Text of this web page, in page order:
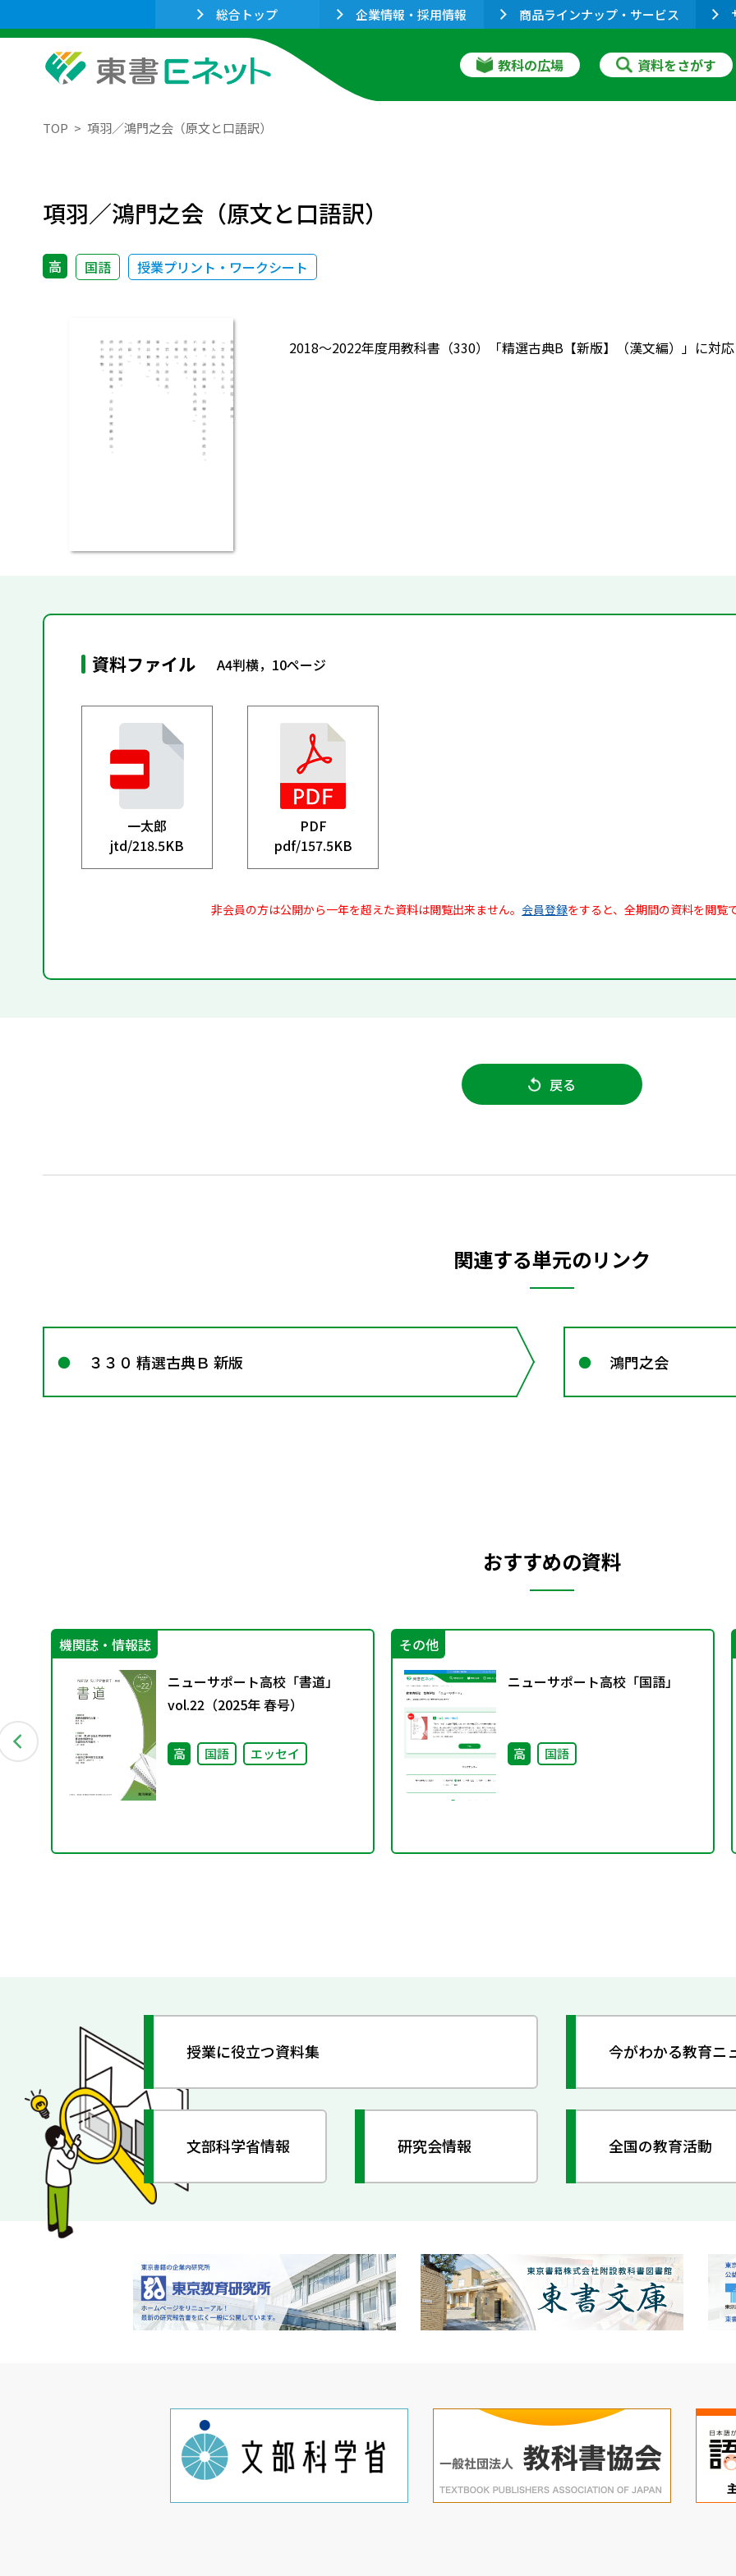
総合トップ 企業情報・採用情報 商品ラインナップ・サービス
教科の広場 資料をさがす
TOP 項羽／鴻門之会（原文と口語訳）
項羽／鴻門之会（原文と口語訳）
高 国語 授業プリント・ワークシート
2018～2022年度用教科書（330）「精選古典B【新版】（漢文編）」に対
資料ファイル A4判横，10ページ
一太郎
jtd/218.5KB
PDF
pdf/157.5KB
非会員の方は公開から一年を超えた資料は閲覧出来ません。 会員登録をすると、全期間の資料を閲覧
戻る
関連する単元のリンク
３３０ 精選古典Ｂ 新版 鴻門之会
おすすめの資料
機関誌・情報誌
ニューサポート高校「書道」
vol.22（2025年 春号）
高 国語 エッセイ
その他
ニューサポート高校「国語」
高 国語
授業に役立つ資料集 今がわかる教育ニ
文部科学省情報 研究会情報 全国の教育活動